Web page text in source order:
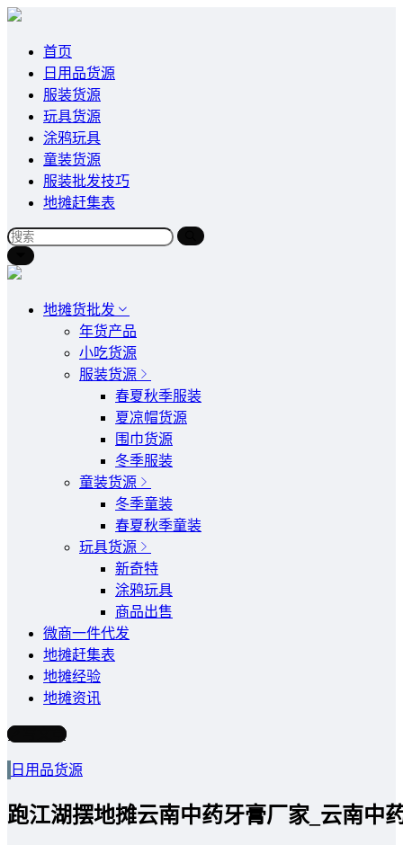
首页
日用品货源
服装货源
玩具货源
涂鸦玩具
童装货源
服装批发技巧
地摊赶集表
地摊货批发
年货产品
小吃货源
服装货源
春夏秋季服装
夏凉帽货源
围巾货源
冬季服装
童装货源
冬季童装
春夏秋季童装
玩具货源
新奇特
涂鸦玩具
商品出售
微商一件代发
地摊赶集表
地摊经验
地摊资讯
写文章
日用品货源
跑江湖摆地摊云南中药牙膏厂家_云南中